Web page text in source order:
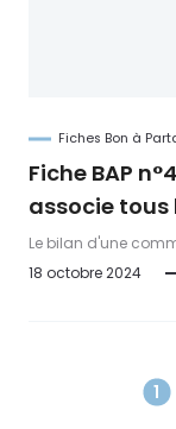
Fiches Bon à
Fiche BAP
associe
l’exemple
Le bilan d'une
qui a su associer
18 octobre 2024
1